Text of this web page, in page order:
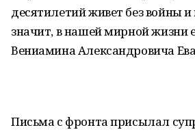
десятилетий живет без войны
значит, в нашей мирной жизни
Вениамина Александровича
Письма с фронта присылал